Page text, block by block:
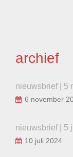
archief
nieuwsbrief | 5
6 november
nieuwsbrief | 5
10 juli 2024